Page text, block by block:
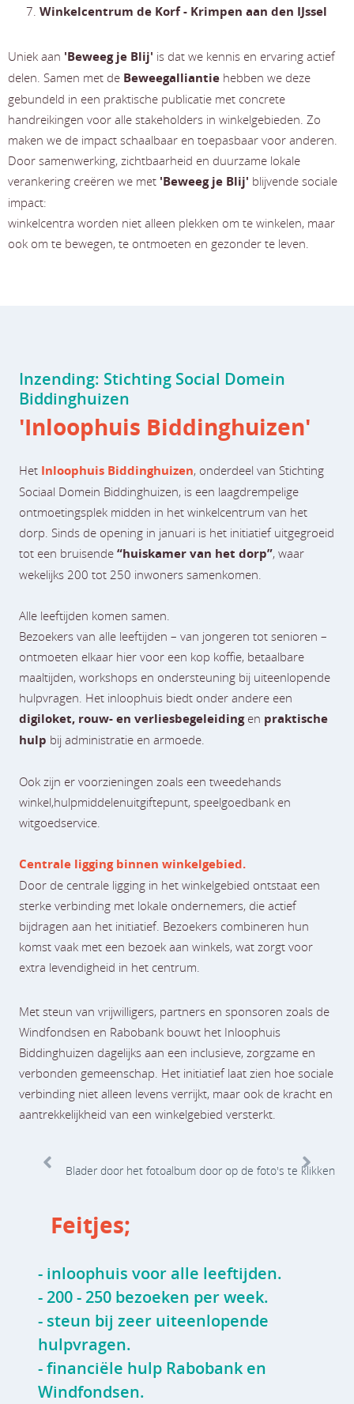
Winkelcentrum de Korf - Krimpen aan den IJssel
Uniek aan 'Beweeg je Blij' is dat we kennis en ervaring actief
delen. Samen met de Beweegalliantie hebben we deze
gebundeld in een praktische publicatie met concrete
handreikingen voor alle stakeholders in winkelgebieden. Zo
maken we de impact schaalbaar en toepasbaar voor anderen.
Door samenwerking, zichtbaarheid en duurzame lokale
verankering creëren we met 'Beweeg je Blij' blijvende sociale
impact:
winkelcentra worden niet alleen plekken om te winkelen, maar
ook om te bewegen, te ontmoeten en gezonder te leven.
adipis cin elit. Nunc purus libero, interdum sed blandit acp
retium facilisis turpis.
Blader door het fotoalbum door op de foto's te klikken
Feitjes;
- inloophuis voor alle leeftijden.
- 200 - 250 bezoeken per week.
- steun bij zeer uiteenlopende
hulpvragen.
- financiële hulp Rabobank en
Windfondsen.
Inzending: Stichting Social Domein
Biddinghuizen
'Inloophuis Biddinghuizen'
Het Inloophuis Biddinghuizen, onderdeel van Stichting
Sociaal Domein Biddinghuizen, is een laagdrempelige
ontmoetingsplek midden in het winkelcentrum van het
dorp. Sinds de opening in januari is het initiatief uitgegroeid
tot een bruisende “huiskamer van het dorp”, waar
wekelijks 200 tot 250 inwoners samenkomen.
Alle leeftijden komen samen.
Bezoekers van alle leeftijden – van jongeren tot senioren –
ontmoeten elkaar hier voor een kop koffie, betaalbare
maaltijden, workshops en ondersteuning bij uiteenlopende
hulpvragen. Het inloophuis biedt onder andere een
digiloket, rouw- en verliesbegeleidingen praktische
hulp bij administratie en armoede.
Ook zijn er voorzieningen zoals een tweedehands
winkel,hulpmiddelenuitgiftepunt, speelgoedbank en
witgoedservice.
Centrale ligging binnen winkelgebied.
Door de centrale ligging in het winkelgebied ontstaat een
sterke verbinding met lokale ondernemers, die actief
bijdragen aan het initiatief. Bezoekers combineren hun
komst vaak met een bezoek aan winkels, wat zorgt voor
extra levendigheid in het centrum.
Met steun van vrijwilligers, partners en sponsoren zoals de
Windfondsen en Rabobank bouwt het Inloophuis
Biddinghuizen dagelijks aan een inclusieve, zorgzame en
verbonden gemeenschap. Het initiatief laat zien hoe sociale
verbinding niet alleen levens verrijkt, maar ook de kracht en
aantrekkelijkheid van een winkelgebied versterkt.